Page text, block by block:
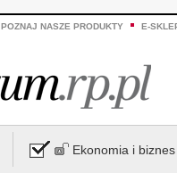
POZNAJ NASZE PRODUKTY E-
Ekonomia i biznes